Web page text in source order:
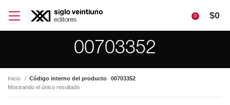
0 $0
00703352
Inicio Código interno del producto
00703352
Mostrando el único resultado